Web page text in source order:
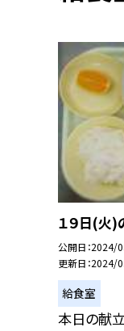
１９日(火)
公開日 2024/
更新日 2024/
給食室
本日の献立